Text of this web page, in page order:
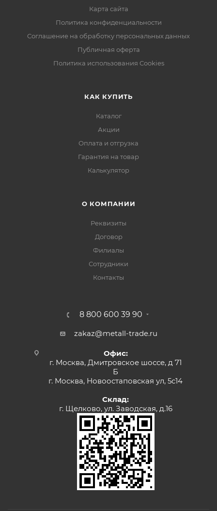
Карта сайта
Политика конфиденциальности
Соглашение на обработку персональных данных
Публичная оферта
Политика использования Cookies
КАК КУПИТЬ
Каталог
Акции
Оплата и отгрузка
Гарантия на товар
Калькулятор
О КОМПАНИИ
Реквизиты
Договор
Филиалы
Сотрудники
Контакты
8 800 600 39 90
zakaz@metall-trade.ru
Офис:
г. Москва, Дмитровское шоссе, д 71
Б
г. Москва, Новоостаповская ул, 5с14
Склад:
г. Щелково, ул. Заводская, д.16